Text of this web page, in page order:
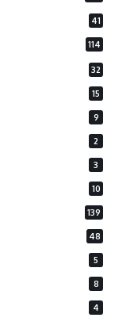
41
114
32
15
9
2
3
10
139
48
5
8
4